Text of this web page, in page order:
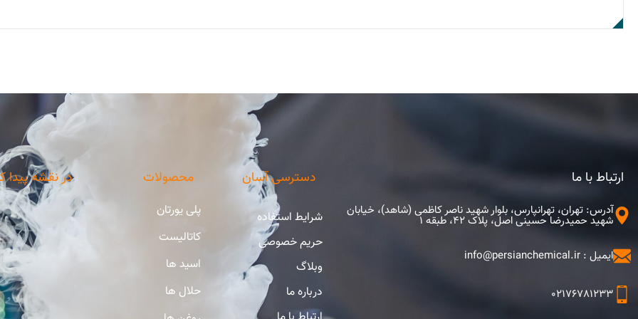
ارتباط با ما
آدرس: تهران، تهرانپارس، بلوار شهید ناصر کاظمی (شاهد)، خیابان
شهید حمیدرضا حسینی اصل، پلاک 42، طبقه 1
ایمیل : info@persianchemical.ir
02176781233
دسترسی آسان
شرایط استفاده
حریم خصوصی
وبلاگ
درباره ما
محصولات
پلی یورتان
کاتالیست
اسید ها
حلال ها
در نقشه پیدا